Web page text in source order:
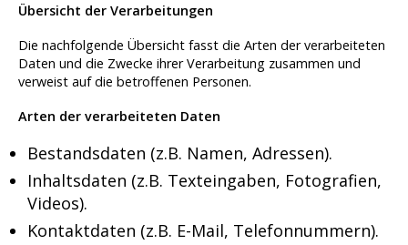
Übersicht der Verarbeitungen
Die nachfolgende Übersicht fasst die Arten der verarbeiteten
Daten und die Zwecke ihrer Verarbeitung zusammen und
verweist auf die betroffenen Personen.
Arten der verarbeiteten Daten
Bestandsdaten (z.B. Namen, Adressen).
Inhaltsdaten (z.B. Texteingaben, Fotografien,
Videos).
Kontaktdaten (z.B. E-Mail, Telefonnummern).